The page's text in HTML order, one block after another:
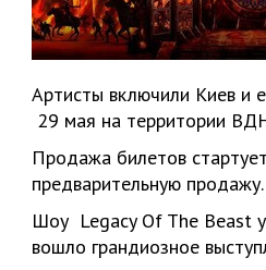
Артисты включили Киев и
29 мая на территории
Продажа билетов
предварительную продажу.
Шоу Legacy Of The Beast
вошло грандиозное